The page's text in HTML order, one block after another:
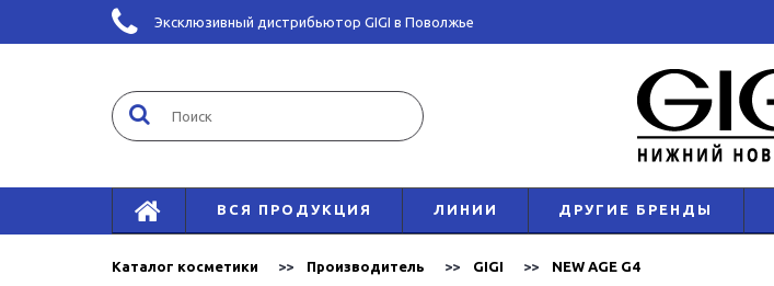
Эксклюзивный дистрибьютор GIGI в Поволжье
ВСЯ ПРОДУКЦИЯ ЛИНИИ ДРУГИЕ БРЕНДЫ
Каталог косметики Производитель GIGI NEW AGE G4